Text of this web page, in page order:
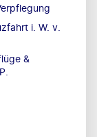
i. W. v.
&